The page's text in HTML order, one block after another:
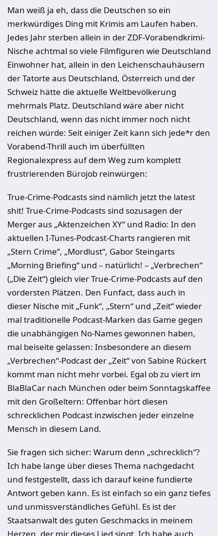
Man weiß ja eh, dass die Deutschen so ein
merkwürdiges Ding mit Krimis am Laufen haben.
Jedes Jahr sterben allein in der ZDF-Vorabendkrimi-
Nische achtmal so viele Filmfiguren wie Deutschland
Einwohner hat, allein in den Leichenschauhäusern
der Tatorte aus Deutschland, Österreich und der
Schweiz hätte die aktuelle Weltbevölkerung
mehrmals Platz. Deutschland wäre aber nicht
Deutschland, wenn das nicht immer noch nicht
reichen würde: Seit einiger Zeit kann sich jede*r den
Vorabend-Thrill auch im überfüllten
Regionalexpress auf dem Weg zum komplett
frustrierenden Bürojob reinwürgen:
True-Crime-Podcasts sind nämlich jetzt the latest
shit! True-Crime-Podcasts sind sozusagen der
Merger aus „Aktenzeichen XY“ und Radio: In den
aktuellen I-Tunes-Podcast-Charts rangieren mit
„Stern Crime“, „Mordlust“, Gabor Steingarts
„Morning Briefing“ und – natürlich! – „Verbrechen“
(„Die Zeit“) gleich vier True-Crime-Podcasts auf den
vordersten Plätzen. Den Funfact, dass auch in
dieser Nische mit „Funk“, „Stern“ und „Zeit“ wieder
mal traditionelle Podcast-Marken das Game gegen
die unabhängigen No-Names gewonnen haben,
mal beiseite gelassen: Insbesondere an diesem
„Verbrechen“-Podcast der „Zeit“ von Sabine Rückert
kommt man nicht mehr vorbei. Egal ob zu viert im
BlaBlaCar nach München oder beim Sonntagskaffee
mit den Großeltern: Offenbar hört diesen
schrecklichen Podcast inzwischen jeder einzelne
Mensch in diesem Land.
Sie fragen sich sicher: Warum denn „schrecklich“?
Ich habe lange über dieses Thema nachgedacht
und festgestellt, dass ich darauf keine fundierte
Antwort geben kann. Es ist einfach so ein ganz tiefes
und unmissverständliches Gefühl. Es ist der
Staatsanwalt des guten Geschmacks in meinem